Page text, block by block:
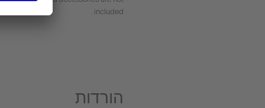
included.
הורדות